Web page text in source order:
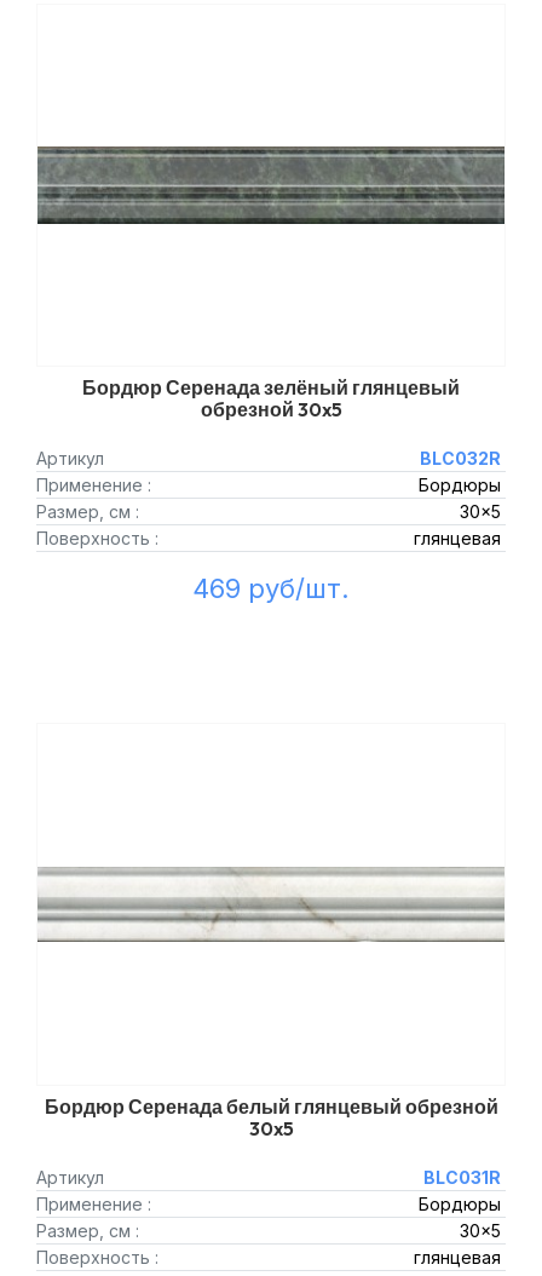
Бордюр Серенада зелёный глянцевый
обрезной 30x5
Артикул
BLC032R
Применение :
Бордюры
Размер, см :
30x5
Поверхность :
глянцевая
469 руб/шт.
Бордюр Серенада белый глянцевый обрезной
30x5
Артикул
BLC031R
Применение :
Бордюры
Размер, см :
30x5
Поверхность :
глянцевая